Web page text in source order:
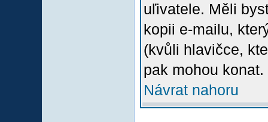
uľivatele. Měli
kopii e-mailu,
(kvůli hlavičce,
pak mohou konat.
Návrat nahoru